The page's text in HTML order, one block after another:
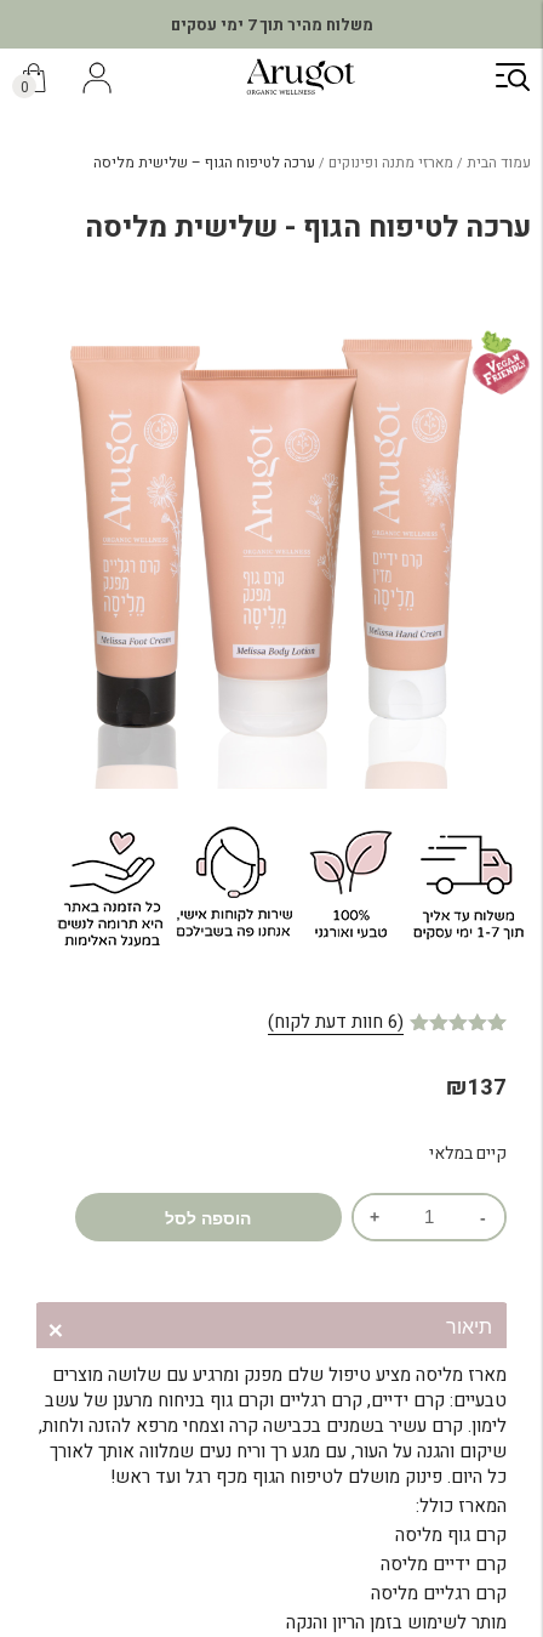
משלוח מהיר תוך 7 ימי עסקים
דילוג
לתוכן
0
עמוד הבית מארזי מתנה ופינוקים ערכה לטיפוח הגוף – שלישית מליסה
ערכה לטיפוח הגוף - שלישית מליסה
מבוסס על
(
6 חוות דעת לקוח)
₪137
קיים במלאי
כמות
של
לטיפוח
הגוף
-
שלישית
מליסה
הוספה לסל
תיאור
מארז מליסה מציע טיפול שלם מפנק ומרגיע עם שלושה מוצרים
טבעיים: קרם ידיים, קרם רגליים וקרם גוף בניחוח מרענן של עשב
לימון. קרם עשיר בשמנים בכבישה קרה וצמחי מרפא להזנה ולחות,
שיקום והגנה על העור, עם מגע רך וריח נעים שמלווה אותך לאורך
כל היום. פינוק מושלם לטיפוח הגוף מכף רגל ועד ראש!
המארז כולל:
קרם גוף מליסה
קרם ידיים מליסה
קרם רגליים מליסה
מותר לשימוש בזמן הריון והנקה